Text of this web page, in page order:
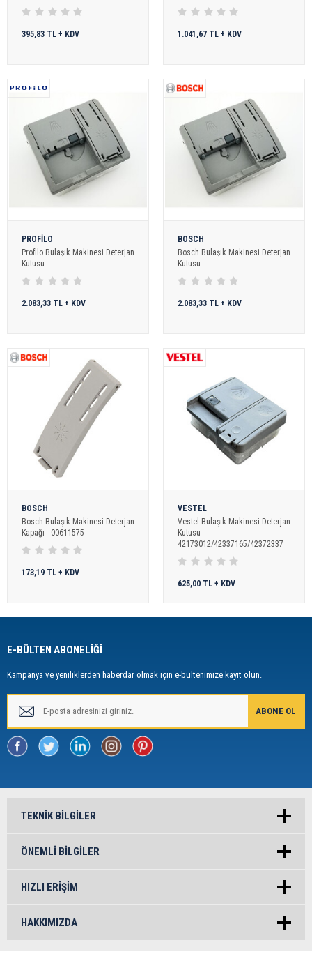
395,83 TL + KDV 1.041,67 TL + KDV
PROFİLO
Profilo Bulaşık Makinesi Deterjan
Kutusu
2.083,33 TL + KDV
BOSCH
Bosch Bulaşık Makinesi Deterjan
Kutusu
2.083,33 TL + KDV
BOSCH
Bosch Bulaşık Makinesi Deterjan
Kapağı - 00611575
173,19 TL + KDV
VESTEL
Vestel Bulaşık Makinesi Deterjan
Kutusu -
42173012/42337165/42372337
625,00 TL + KDV
E-BÜLTEN ABONELİĞİ
Kampanya ve yeniliklerden haberdar olmak için e-bültenimize kayıt olun.
TEKNIK BILGILER
ÖNEMLI BILGILER
HIZLI ERIŞIM
HAKKIMIZDA